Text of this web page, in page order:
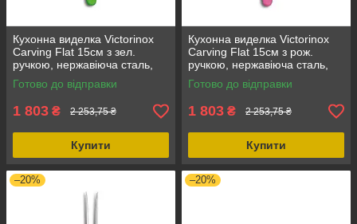
Кухонна виделка Victorinox
Carving Flat 15см з зел.
ручкою, нержавіюча сталь,
поліпропіленова рукоятка, 87
гГотово до відправки
1 803 ₴ 2 253,75 ₴
Купити
Кухонна виделка Victorinox
Carving Flat 15см з рож.
ручкою, нержавіюча сталь,
для обробки, вага - 87 г
Готово до відправки
1 803 ₴ 2 253,75 ₴
Купити
–20% –20%